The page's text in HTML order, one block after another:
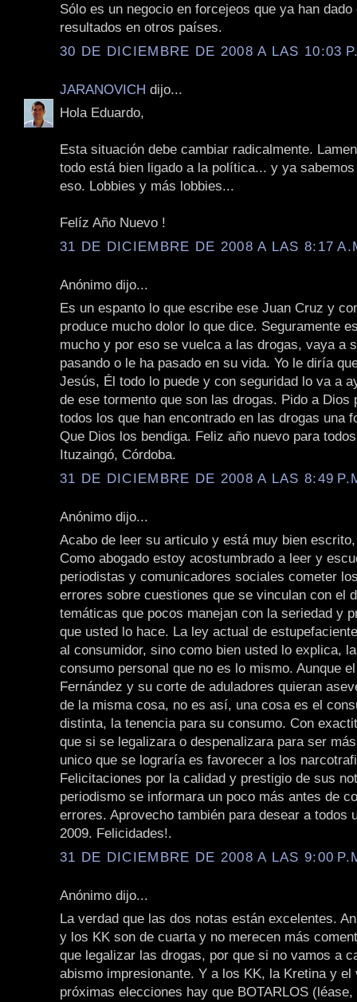
Sólo es un negocio en forcejeos que ya han
resultados en otros países.
30 DE DICIEMBRE DE 2008 A LAS 10:03
JARANOVICH dijo...
Hola Eduardo,
Esta situación debe cambiar radicalmente.
todo está bien ligado a la política... y ya
eso. Lobbies y más lobbies...
Felíz Año Nuevo !
31 DE DICIEMBRE DE 2008 A LAS 8:17
Anónimo dijo...
Es un espanto lo que escribe ese Juan Cruz y
produce mucho dolor lo que dice. Seguramente
mucho y por eso se vuelca a las drogas, vaya a
pasando o le ha pasado en su vida. Yo le diría
Jesús, Él todo lo puede y con seguridad lo va a
de ese tormento que son las drogas. Pido a Dios
todos los que han encontrado en las drogas una
Que Dios los bendiga. Feliz año nuevo para
Ituzaingó, Córdoba.
31 DE DICIEMBRE DE 2008 A LAS 8:49
Anónimo dijo...
Acabo de leer su articulo y está muy bien
Como abogado estoy acostumbrado a leer y
periodistas y comunicadores sociales cometer
errores sobre cuestiones que se vinculan con el
temáticas que pocos manejan con la seriedad y
que usted lo hace. La ley actual de
al consumidor, sino como bien usted lo explica,
consumo personal que no es lo mismo. Aunque
Fernández y su corte de aduladores quieran
de la misma cosa, no es así, una cosa es el
distinta, la tenencia para su consumo. Con
que si se legalizara o despenalizara para ser
unico que se lograría es favorecer a los
Felicitaciones por la calidad y prestigio de sus
periodismo se informara un poco más antes de
errores. Aprovecho también para desear a todos
2009. Felicidades!.
31 DE DICIEMBRE DE 2008 A LAS 9:00
Anónimo dijo...
La verdad que las dos notas están excelentes.
y los KK son de cuarta y no merecen más
que legalizar las drogas, por que si no vamos a
abismo impresionante. Y a los KK, la Kretina y el
próximas elecciones hay que BOTARLOS